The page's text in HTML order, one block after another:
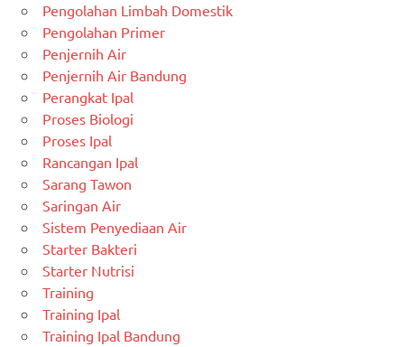
Pengolahan Limbah Domestik
Pengolahan Primer
Penjernih Air
Penjernih Air Bandung
Perangkat Ipal
Proses Biologi
Proses Ipal
Rancangan Ipal
Sarang Tawon
Saringan Air
Sistem Penyediaan Air
Starter Bakteri
Starter Nutrisi
Training
Training Ipal
Training Ipal Bandung